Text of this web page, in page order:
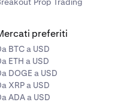
preferiti
BTC a USD
ETH a USD
DOGE a USD
XRP a USD
ADA a USD